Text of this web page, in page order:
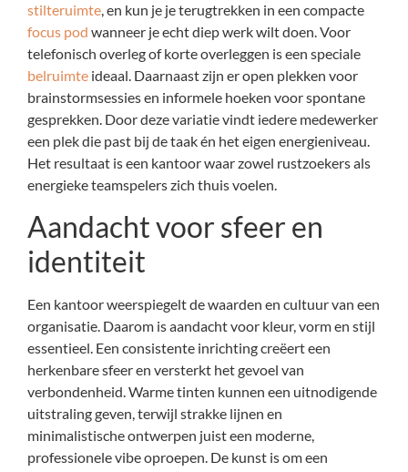
stilteruimte, en kun je je terugtrekken in een compacte
focus pod wanneer je echt diep werk wilt doen. Voor
telefonisch overleg of korte overleggen is een speciale
belruimte ideaal. Daarnaast zijn er open plekken voor
brainstormsessies en informele hoeken voor spontane
gesprekken. Door deze variatie vindt iedere medewerker
een plek die past bij de taak én het eigen energieniveau.
Het resultaat is een kantoor waar zowel rustzoekers als
energieke teamspelers zich thuis voelen.
Aandacht voor sfeer en
identiteit
Een kantoor weerspiegelt de waarden en cultuur van een
organisatie. Daarom is aandacht voor kleur, vorm en stijl
essentieel. Een consistente inrichting creëert een
herkenbare sfeer en versterkt het gevoel van
verbondenheid. Warme tinten kunnen een uitnodigende
uitstraling geven, terwijl strakke lijnen en
minimalistische ontwerpen juist een moderne,
professionele vibe oproepen. De kunst is om een